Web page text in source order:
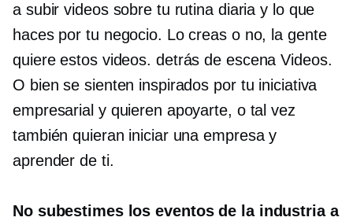
a subir videos sobre tu rutina diaria y lo que
haces por tu negocio. Lo creas o no, la gente
quiere estos videos. detrás de escena Videos.
O bien se sienten inspirados por tu iniciativa
empresarial y quieren apoyarte, o tal vez
también quieran iniciar una empresa y
aprender de ti.
No subestimes los eventos de la industria a